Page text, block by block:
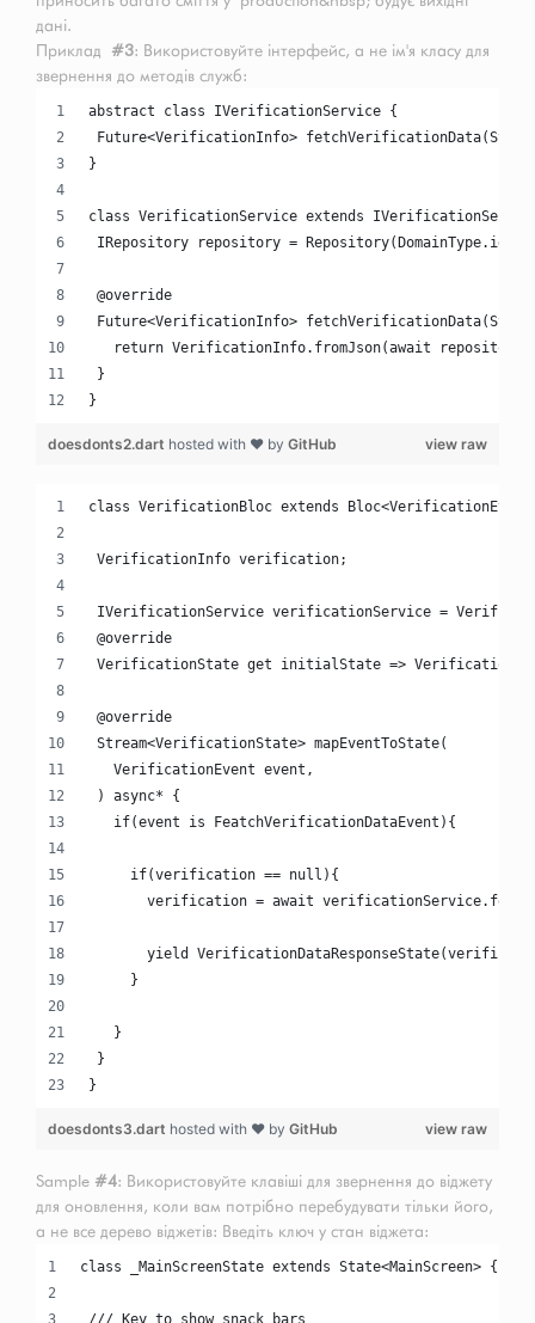
дані.
Приклад #3: Використовуйте інтерфейс, а не ім'я класу для
звернення до методів служб:
abstract class IVerificationService {
Future<VerificationInfo>
}
class VerificationService extends
IRepository repository =
@override
Future<VerificationInfo>
return VerificationInfo.fromJson(await
}
}
view raw
doesdonts2.dart hosted with ❤ by GitHub
class VerificationBloc extends
VerificationInfo verification;
IVerificationService verificationService =
@override
VerificationState get initialState =>
@override
Stream<VerificationState> mapEventToState(
   VerificationEvent event,
) async* {
   if(event is FeatchVerificationDataEvent){
     if(verification == null){
verification = await
yield
     }
   }
}
}
view raw
doesdonts3.dart hosted with ❤ by GitHub
Sample #4: Використовуйте клавіші для звернення до віджету
для оновлення, коли вам потрібно перебудувати тільки його,
а не все дерево віджетів: Введіть ключ у стан віджета:
class _MainScreenState extends State<MainScreen> {
/// Key to show snack bars